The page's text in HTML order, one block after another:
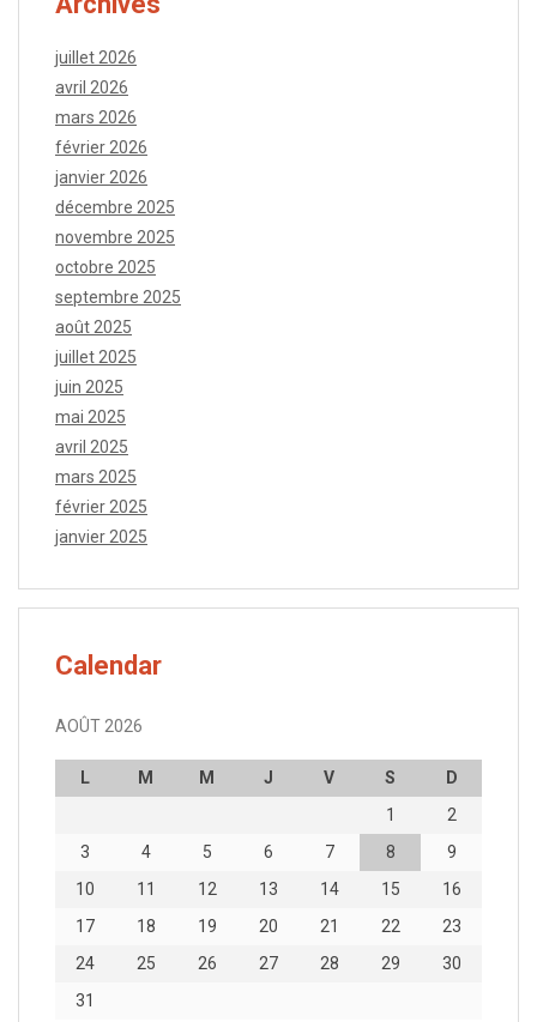
juillet 2026
avril 2026
mars 2026
février 2026
janvier 2026
décembre 2025
novembre 2025
octobre 2025
septembre 2025
août 2025
juillet 2025
juin 2025
mai 2025
avril 2025
mars 2025
février 2025
janvier 2025
Calendar
AOÛT 2026
L M M J V S
D
1
2
3
4 5 6 7 8
9
10
11 12 13 14 15
16
17
18 19 20 21 22
23
24
25 26 27 28 29
30
31